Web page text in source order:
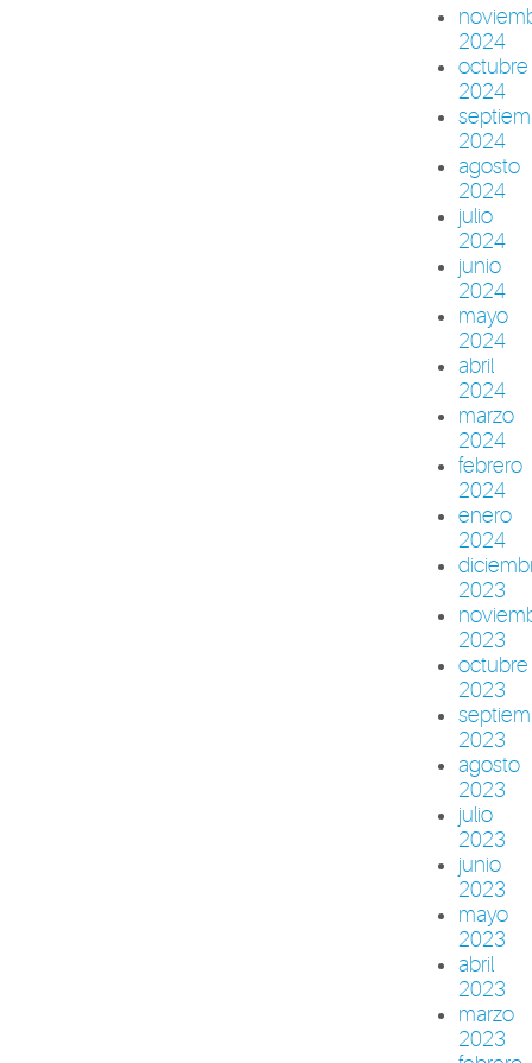
2024
octubre
2024
2024
agosto
2024
julio
2024
junio
2024
mayo
2024
abril
2024
marzo
2024
febrero
2024
enero
2024
2023
2023
octubre
2023
2023
agosto
2023
julio
2023
junio
2023
mayo
2023
abril
2023
marzo
2023